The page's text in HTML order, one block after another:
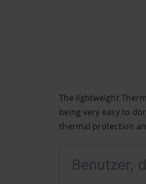
The lightweight
being very easy to
thermal protection
Benutzer,